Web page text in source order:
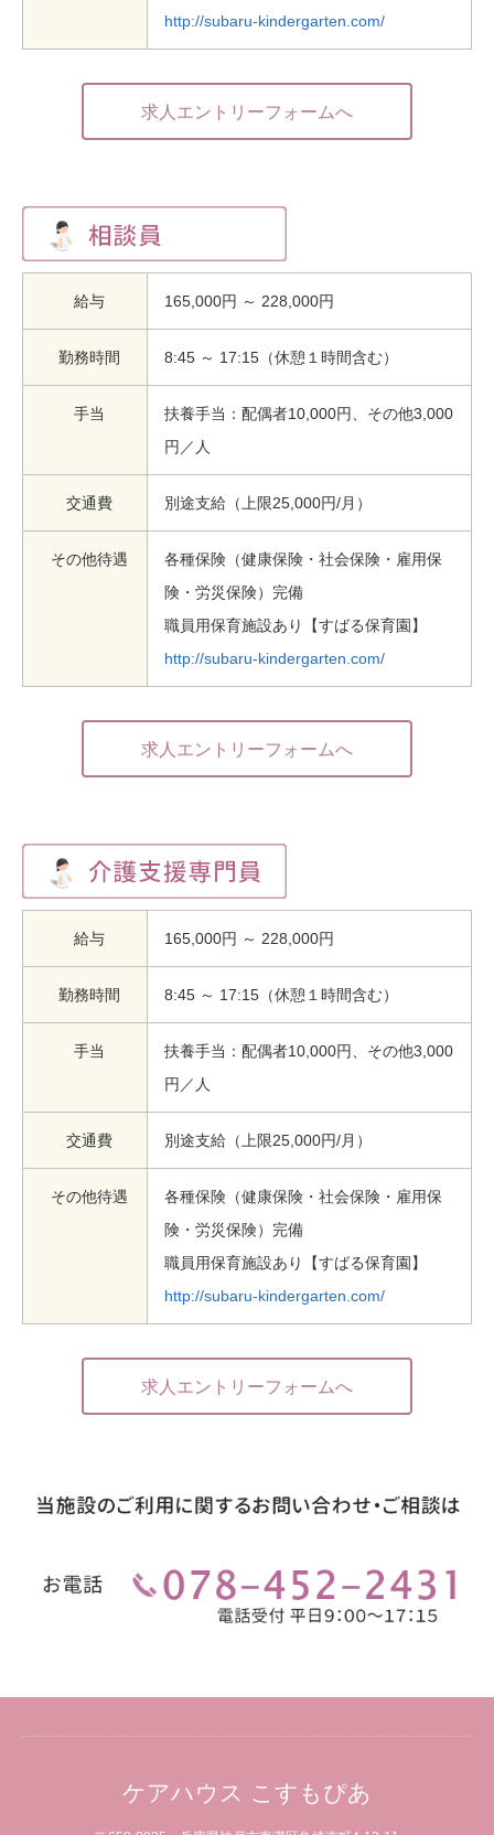
http://subaru-kindergarten.com/
求人エントリーフォームへ
給与 165,000円 ～ 228,000円
勤務時間 8:45 ～ 17:15（休憩１時間含む）
手当
扶養手当：配偶者10,000円、その他3,000
円／人
交通費 別途支給（上限25,000円/月）
その他待遇
各種保険（健康保険・社会保険・雇用保
険・労災保険）完備
職員用保育施設あり【すばる保育園】
http://subaru-kindergarten.com/
求人エントリーフォームへ
給与 165,000円 ～ 228,000円
勤務時間 8:45 ～ 17:15（休憩１時間含む）
手当
扶養手当：配偶者10,000円、その他3,000
円／人
交通費 別途支給（上限25,000円/月）
その他待遇
各種保険（健康保険・社会保険・雇用保
険・労災保険）完備
職員用保育施設あり【すばる保育園】
http://subaru-kindergarten.com/
求人エントリーフォームへ
ケアハウス こすもぴあ